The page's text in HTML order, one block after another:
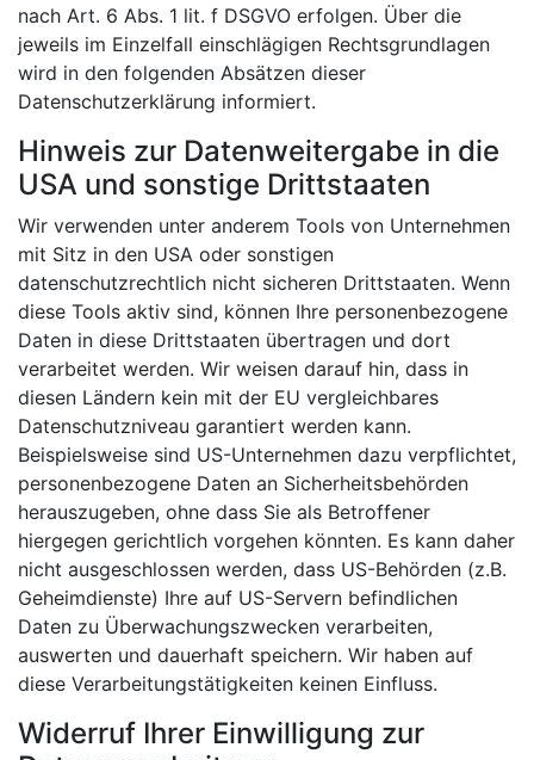
nach Art. 6 Abs. 1 lit. f DSGVO erfolgen. Über die
jeweils im Einzelfall einschlägigen Rechtsgrundlagen
wird in den folgenden Absätzen dieser
Datenschutzerklärung informiert.
Hinweis zur Datenweitergabe in die
USA und sonstige Drittstaaten
Wir verwenden unter anderem Tools von Unternehmen
mit Sitz in den USA oder sonstigen
datenschutzrechtlich nicht sicheren Drittstaaten. Wenn
diese Tools aktiv sind, können Ihre personenbezogene
Daten in diese Drittstaaten übertragen und dort
verarbeitet werden. Wir weisen darauf hin, dass in
diesen Ländern kein mit der EU vergleichbares
Datenschutzniveau garantiert werden kann.
Beispielsweise sind US-Unternehmen dazu verpflichtet,
personenbezogene Daten an Sicherheitsbehörden
herauszugeben, ohne dass Sie als Betroffener
hiergegen gerichtlich vorgehen könnten. Es kann daher
nicht ausgeschlossen werden, dass US-Behörden (z.B.
Geheimdienste) Ihre auf US-Servern befindlichen
Daten zu Überwachungszwecken verarbeiten,
auswerten und dauerhaft speichern. Wir haben auf
diese Verarbeitungstätigkeiten keinen Einfluss.
Widerruf Ihrer Einwilligung zur